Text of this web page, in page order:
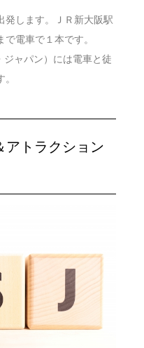
発します。ＪＲ新大阪駅
電車で１本です。
ャパン）には電車と徒
アトラクション